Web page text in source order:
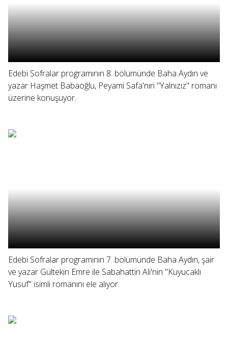
Edebi Sofralar programının 8. bölümünde Baha Aydın ve
yazar Haşmet Babaoğlu, Peyami Safa'nın "Yalnızız" romanı
üzerine konuşuyor.
Edebi Sofralar programının 7. bölümünde Baha Aydın, şair
ve yazar Gültekin Emre ile Sabahattin Ali'nin "Kuyucaklı
Yusuf" isimli romanını ele alıyor.